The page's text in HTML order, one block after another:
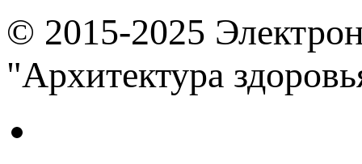
© 2015-2025
"Архитектура